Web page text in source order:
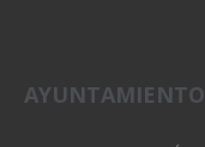
AYUNTAMIENTO